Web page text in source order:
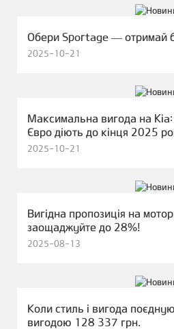
Обери Sportage — отримай
2025-10-21
Максимальна вигода на
Євро діють до кінця 2025
2025-10-21
Вигідна пропозиція на
заощаджуйте до 28%!
2025-08-13
Коли стиль і вигода
вигодою 128 337 грн.